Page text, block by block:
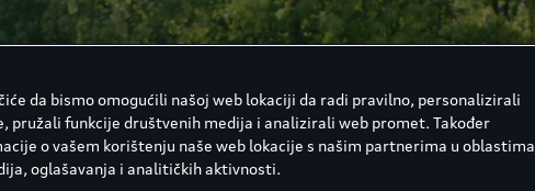
da bismo omogućili našoj web lokaciji da radi pravilno, personalizirali
pružali funkcije društvenih medija i analizirali web promet. Također
o vašem korištenju naše web lokacije s našim partnerima u oblastima
oglašavanja i analitičkih aktivnosti.